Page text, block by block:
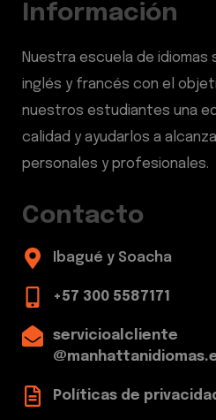
Información
Nuestra escuela de idiomas
inglés y francés con el
nuestros estudiantes una
calidad y ayudarlos a
personales y profesionales.
Contacto
Ibagué y Soacha
+57 300 5587171
servicioalcliente
Políticas de